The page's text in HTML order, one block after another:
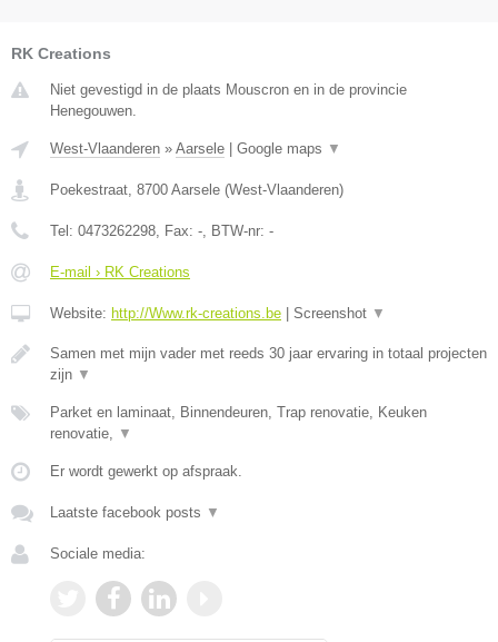
RK Creations
Niet gevestigd in de plaats Mouscron en in de provincie
Henegouwen.
West-Vlaanderen » Aarsele | Google maps ▼
Poekestraat 8700 Aarsele (West-Vlaanderen)
Tel: 0473262298 , Fax: - , BTW-nr: -
E-mail › RK Creations
Website: http://Www.rk-creations.be | Screenshot ▼
Samen met mijn vader met reeds 30 jaar ervaring in totaal projecten
zijn ▼
Parket en laminaat, Binnendeuren, Trap renovatie, Keuken
renovatie,
▼
Er wordt gewerkt op afspraak.
Laatste facebook posts ▼
Sociale media: